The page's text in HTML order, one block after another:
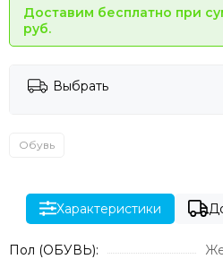
Доставим бесплатно при
руб.
Выбрать
Обувь
Характеристики
Пол (ОБУВЬ):